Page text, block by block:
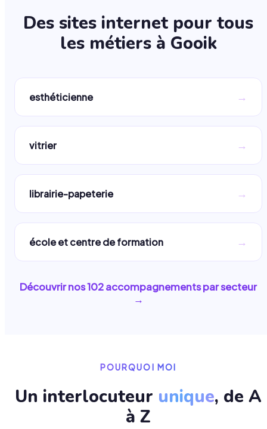
Des sites internet pour tous
les métiers à Gooik
esthéticienne →
vitrier →
librairie-papeterie →
école et centre de formation →
Découvrir nos102accompagnements par secteur
→
POURQUOI MOI
Un interlocuteur unique, de A
à Z